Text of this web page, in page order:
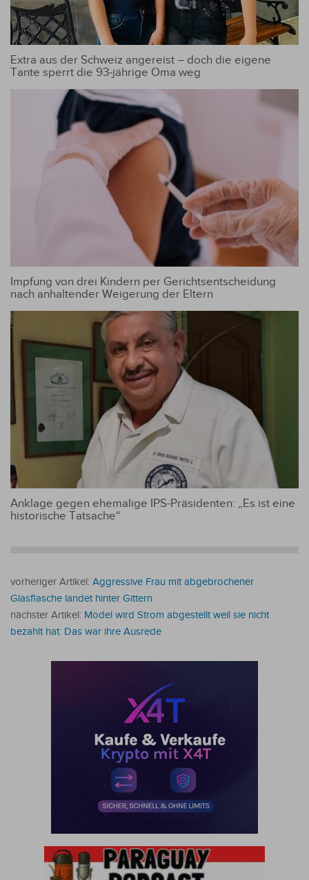
Extra aus der Schweiz angereist – doch die eigene
Tante sperrt die 93-jährige Oma weg
Impfung von drei Kindern per Gerichtsentscheidung
nach anhaltender Weigerung der Eltern
Anklage gegen ehemalige IPS-Präsidenten: „Es ist eine
historische Tatsache“
vorheriger Artikel: Aggressive Frau mit abgebrochener
Glasflasche landet hinter Gittern
nächster Artikel: Model wird Strom abgestellt weil sie nicht
bezahlt hat: Das war ihre Ausrede